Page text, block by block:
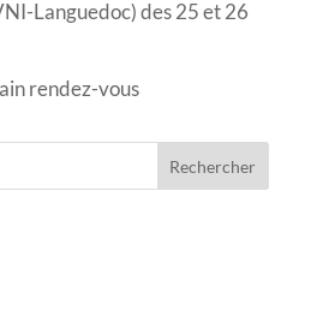
Languedoc) des 25 et 26
rendez-vous